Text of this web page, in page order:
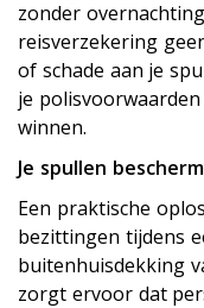
zonder
reisverzekering
of schade aan je
je
winnen.
Je spullen
Een praktische
bezittingen tijdens
buitenhuisdekking
zorgt ervoor dat